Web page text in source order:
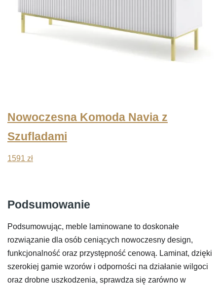
Nowoczesna Komoda Navia z
Szufladami
1591 zł
Podsumowanie
Podsumowując, meble laminowane to doskonałe
rozwiązanie dla osób ceniących nowoczesny design,
funkcjonalność oraz przystępność cenową. Laminat, dzięki
szerokiej gamie wzorów i odporności na działanie wilgoci
oraz drobne uszkodzenia, sprawdza się zarówno w